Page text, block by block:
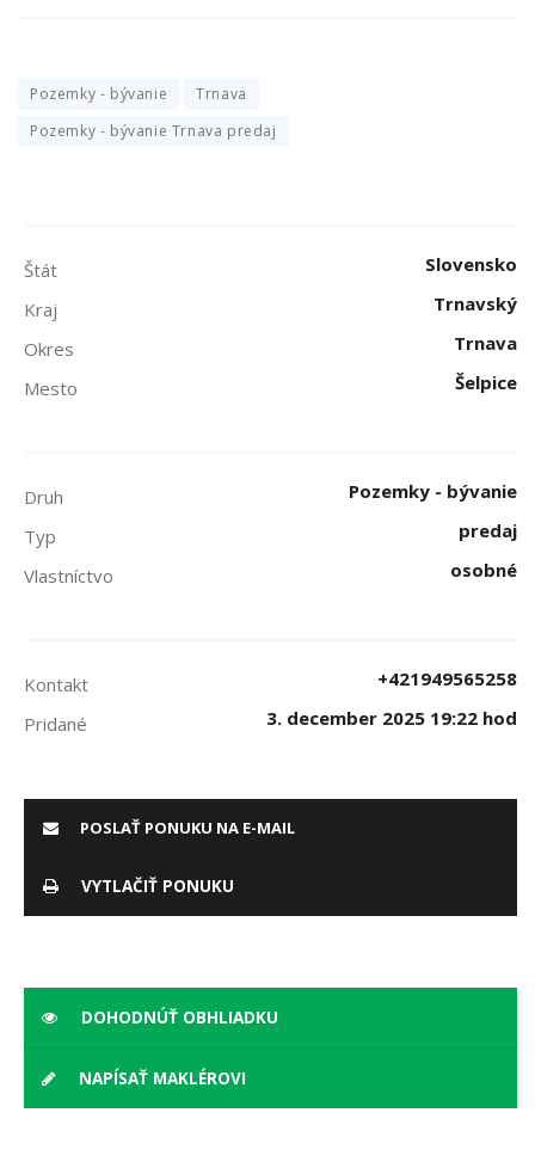
Pozemky - bývanie
Trnava
Pozemky - bývanie Trnava predaj
Štát
Slovensko
Kraj
Trnavský
Okres
Trnava
Mesto
Šelpice
Druh
Pozemky - bývanie
Typ
predaj
Vlastníctvo
osobné
Kontakt
+421949565258
Pridané
3. december 2025 19:22 hod
POSLAŤ PONUKU NA E-MAIL
VYTLAČIŤ PONUKU
DOHODNÚŤ OBHLIADKU
NAPÍSAŤ MAKLÉROVI